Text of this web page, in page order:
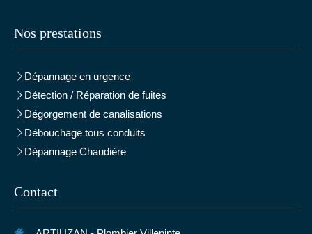
Nos prestations
Dépannage en urgence
Détection / Réparation de fuites
Dégorgement de canalisations
Débouchage tous conduits
Dépannage Chaudière
Contact